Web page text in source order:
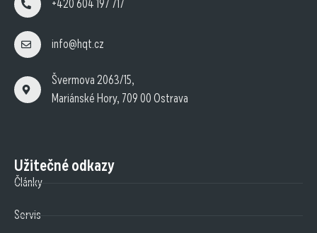
+420 604 197 717
info@hqt.cz
Švermova 2063/15,
Mariánské Hory, 709 00 Ostrava
Užitečné odkazy
Články
Servis